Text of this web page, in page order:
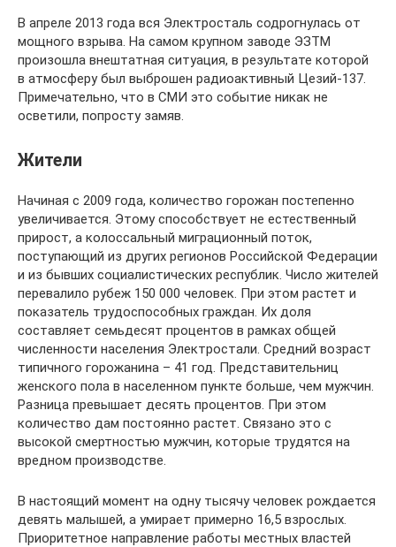
В апреле 2013 года вся Электросталь содрогнулась от
мощного взрыва. На самом крупном заводе ЭЗТМ
произошла внештатная ситуация, в результате которой
в атмосферу был выброшен радиоактивный Цезий-137.
Примечательно, что в СМИ это событие никак не
осветили, попросту замяв.
Жители
Начиная с 2009 года, количество горожан постепенно
увеличивается. Этому способствует не естественный
прирост, а колоссальный миграционный поток,
поступающий из других регионов Российской Федерации
и из бывших социалистических республик. Число жителей
перевалило рубеж 150 000 человек. При этом растет и
показатель трудоспособных граждан. Их доля
составляет семьдесят процентов в рамках общей
численности населения Электростали. Средний возраст
типичного горожанина – 41 год. Представительниц
женского пола в населенном пункте больше, чем мужчин.
Разница превышает десять процентов. При этом
количество дам постоянно растет. Связано это с
высокой смертностью мужчин, которые трудятся на
вредном производстве.
В настоящий момент на одну тысячу человек рождается
девять малышей, а умирает примерно 16,5 взрослых.
Приоритетное направление работы местных властей